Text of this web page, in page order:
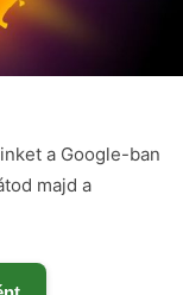
a Google-ban
majd a